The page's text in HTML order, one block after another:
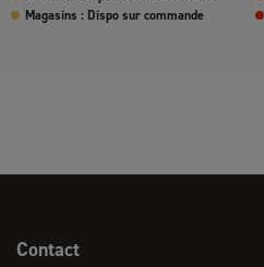
Magasins : Dispo sur commande
Contact